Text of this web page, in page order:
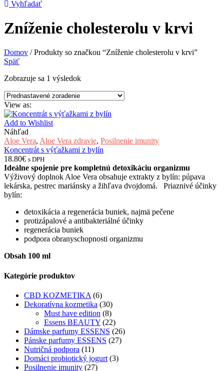
Vyhľadať
Zníženie cholesterolu v krvi
Domov /Produkty so značkou “Zníženie cholesterolu v krvi”
Späť
Zobrazuje sa 1 výsledok
View as:
Add to Wishlist
Náhľad
Aloe Vera, Aloe Vera zdravie, Posilnenie imunity
Koncentrát s výťažkami z bylín
18.80€ s DPH
Ideálne spojenie pre kompletnú detoxikáciu organizmu
Výživový doplnok Aloe Vera obsahuje extrakty z bylín: púpava
lekárska, pestrec mariánsky a žihľava dvojdomá. Priaznivé účinky
bylín:
detoxikácia a regenerácia buniek, najmä pečene
protizápalové a antibakteriálné účinky
regenerácia buniek
podpora obranyschopnosti organizmu
Obsah 100 ml
Kategórie produktov
CBD KOZMETIKA (6)
Dekoratívna kozmetika (30)
Must have edition (8)
Essens BEAUTY (22)
Dámske parfumy ESSENS (26)
Pánske parfumy ESSENS (27)
Nutričná podpora (11)
Domáci probiotický jogurt (3)
Posilnenie imunity (27)